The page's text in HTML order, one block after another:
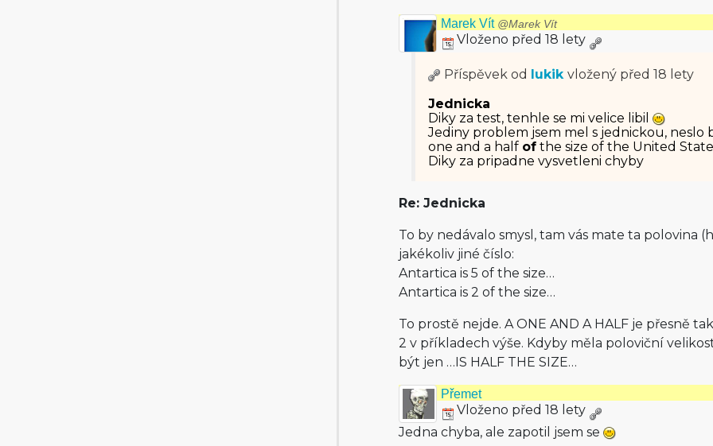
Marek Vít @Marek Vít
Vloženo před 18 lety
Příspěvek od lukik vložený před 18 lety
Jednicka
Diky za test, tenhle se mi velice libil
Jediny problem jsem mel s jednickou, neslo
one and a half ofthe size of the United
Diky za pripadne vysvetleni chyby
Re: Jednicka
To by nedávalo smysl, tam vás mate ta polovina
jakékoliv jiné číslo:
Antartica is 5 of the size…
Antartica is 2 of the size…
To prostě nejde. A ONE AND A HALF je přesně
2 v příkladech výše. Kdyby měla poloviční
být jen …IS HALF THE SIZE…
Přemet
Vloženo před 18 lety
Jedna chyba, ale zapotil jsem se